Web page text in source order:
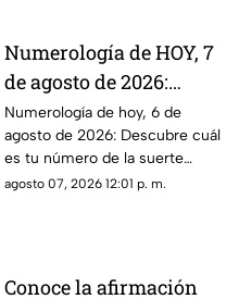
Numerología de HOY, 7
de agosto de 2026:
¿Cuál es el número de
la suerte de este
viernes para cada
signo del zodiaco?
Numerología de hoy, 6 de
agosto de 2026: Descubre cuál
es tu número de la suerte
según tu signo zodiacal.
agosto 07, 2026 12:01 p. m.
Conoce la afirmación